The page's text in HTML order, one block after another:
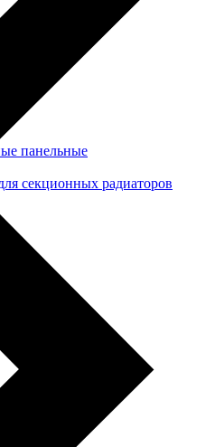
панельные
секционных радиаторов